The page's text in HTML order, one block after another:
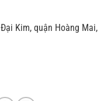
Kim, quận Hoàng Mai,